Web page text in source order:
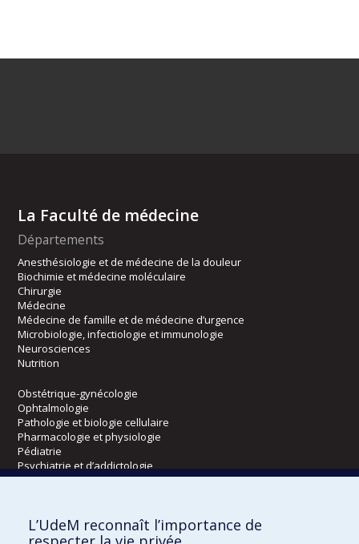
La Faculté de médecine
Départements
Anesthésiologie et de médecine de la douleur
Biochimie et médecine moléculaire
Chirurgie
Médecine
Médecine de famille et de médecine d’urgence
Microbiologie, infectiologie et immunologie
Neurosciences
Nutrition
Obstétrique-gynécologie
Ophtalmologie
Pathologie et biologie cellulaire
Pharmacologie et physiologie
Pédiatrie
Psychiatrie et d’addictologie
Radiologie, radio-oncologie et médecine nucléaire
Écoles
L’UdeM reconnaît l’importance de